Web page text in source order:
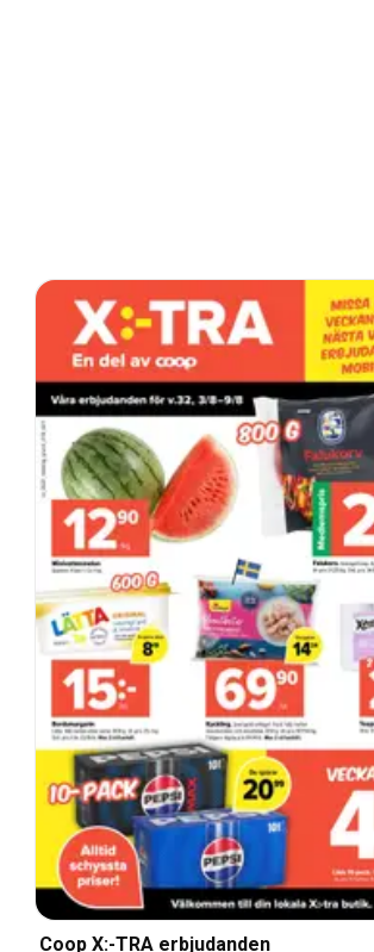
Coop X:-TRA erbjudanden